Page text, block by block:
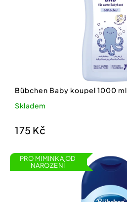
Bübchen Baby koupel 1000 ml
Skladem
175 Kč
PRO MIMINKA OD
NAROZENÍ